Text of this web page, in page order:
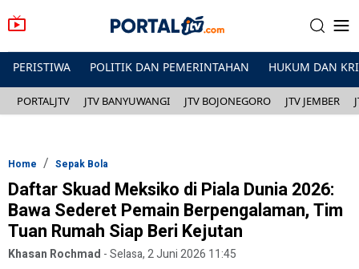
PERISTIWA POLITIK DAN PEMERINTAHAN HUKUM DAN
PORTALJTV JTV BANYUWANGI JTV BOJONEGORO JTV JEMBER
Home Sepak Bola
Daftar Skuad Meksiko di Piala Dunia 2026:
Bawa Sederet Pemain Berpengalaman, Tim
Tuan Rumah Siap Beri Kejutan
Khasan Rochmad -Selasa, 2 Juni 2026 11:45